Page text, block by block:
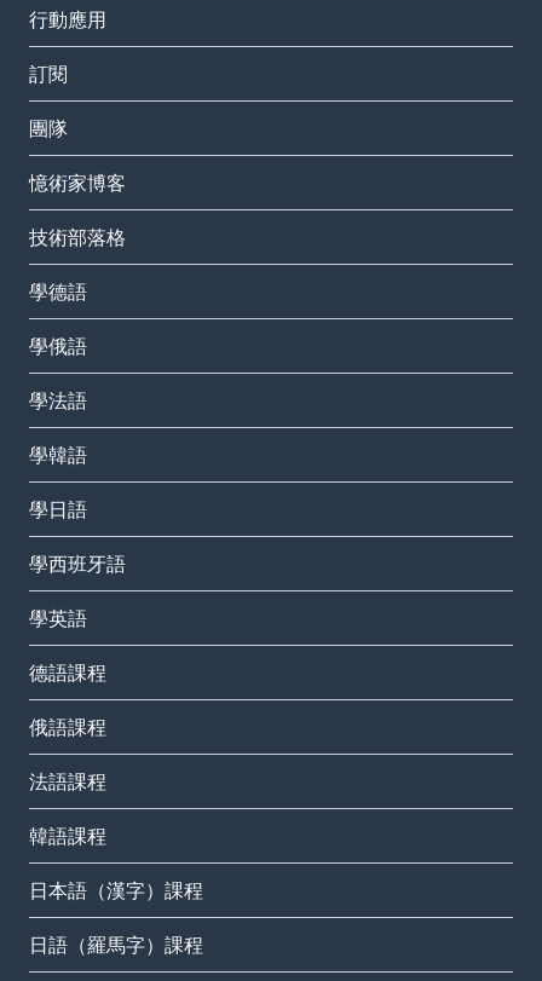
行動應用
訂閱
團隊
憶術家博客
技術部落格
學德語
學俄語
學法語
學韓語
學日語
學西班牙語
學英語
德語課程
俄語課程
法語課程
韓語課程
日本語（漢字）課程
日語（羅馬字）課程